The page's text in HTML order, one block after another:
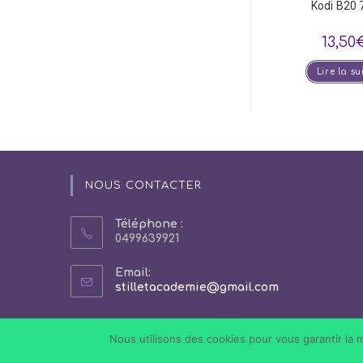
Kodi B20
13,50
Lire la
NOUS CONTACTER
Téléphone :
0499639921
Email:
stilletacademie@gmail.comS’ouvre
votre
Nous utilisons des cookies pour vous garantir